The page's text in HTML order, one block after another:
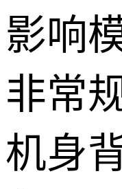
影响
非常
机身